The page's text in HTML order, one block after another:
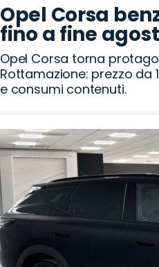
Opel Corsa
fino a fine
Opel Corsa torna
Rottamazione: prezzo da
e consumi contenuti.